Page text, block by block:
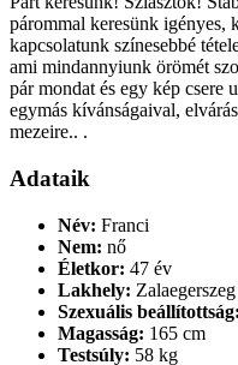
párommal keresünk igényes,
kapcsolatunk színesebbé
ami mindannyiunk örömét
pár mondat és egy kép csere
egymás kívánságaival,
mezeire.. .
Adataik
Név: Franci
Nem: nő
Életkor: 47 év
Lakhely: Zalaegerszeg
Szexuális beállítottság:
Magasság: 165 cm
Testsúly: 58 kg